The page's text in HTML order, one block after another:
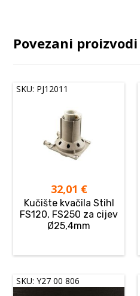
Povezani proizvodi
SKU: PJ12011
32,01 €
Kučište kvačila Stihl
FS120, FS250 za cijev
Ø25,4mm
SKU: Y27 00 806